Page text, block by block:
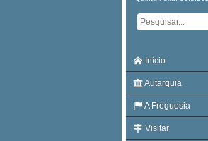
Início
Autarquia
A Freguesia
Visitar